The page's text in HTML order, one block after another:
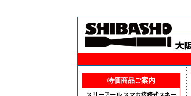
特価商品ご案内
スリーアール スマホ接続式スネー